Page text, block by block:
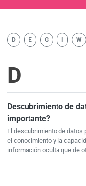
D E G W
D
Descubrimiento de
importante?
El descubrimiento de datos
el conocimiento y la
información oculta que de